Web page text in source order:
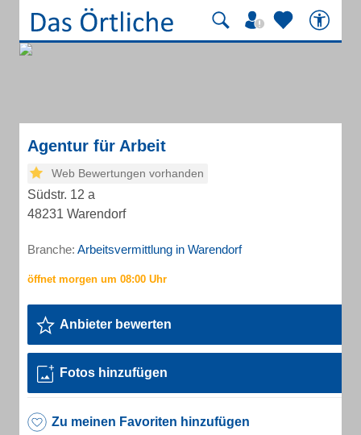
Agentur für Arbeit
Web Bewertungen vorhanden
Südstr. 12 a
48231 Warendorf
Branche: Arbeitsvermittlung in Warendorf
Anbieter bewerten
Fotos hinzufügen
Zu meinen Favoriten hinzufügen